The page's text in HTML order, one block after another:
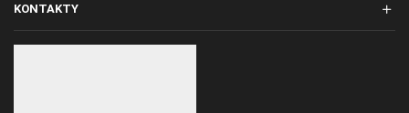
KONTAKTY